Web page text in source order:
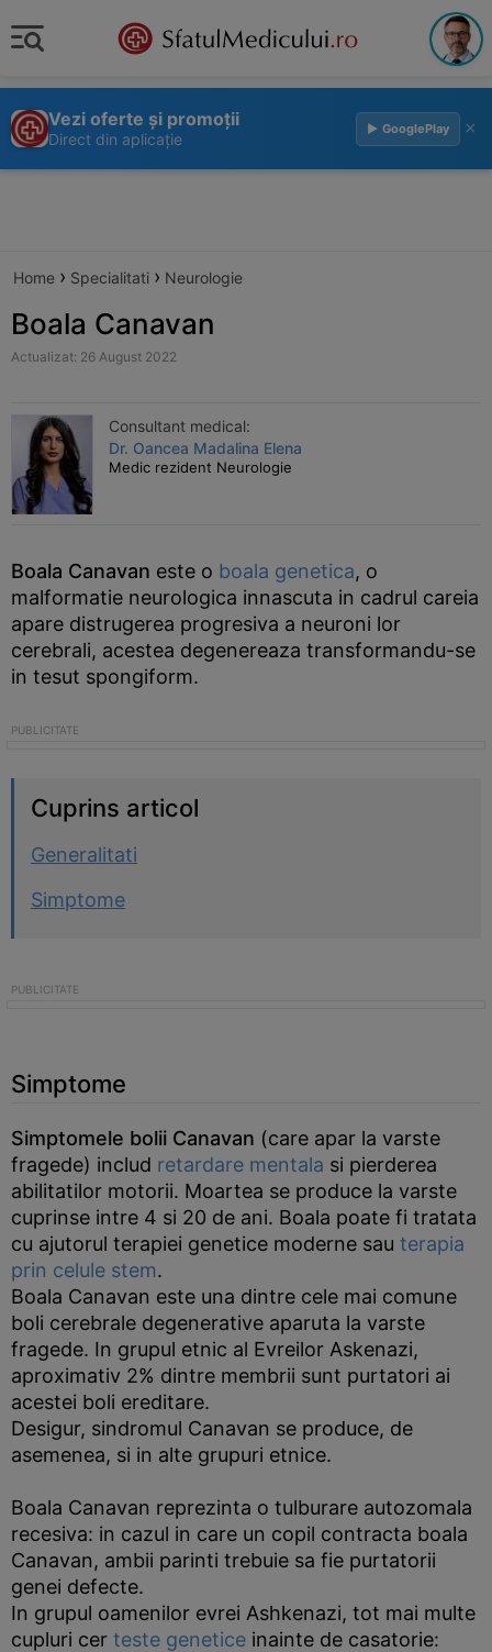
Vezi oferte și promoții
Direct din aplicație
▶ GooglePlay ×
Home › Specialitati › Neurologie
Boala Canavan
Actualizat: 26 August 2022
Consultant medical:
Dr. Oancea Madalina Elena
Medic rezident Neurologie
Boala Canavan este o boala genetica, o
malformatie neurologica innascuta in cadrul careia
apare distrugerea progresiva a neuroni lor
cerebrali, acestea degenereaza transformandu-se
in tesut spongiform.
Cuprins articol
Generalitati
Simptome
Simptome
Simptomele bolii Canavan (care apar la varste
fragede) includ retardare mentala si pierderea
abilitatilor motorii. Moartea se produce la varste
cuprinse intre 4 si 20 de ani. Boala poate fi tratata
cu ajutorul terapiei genetice moderne sau terapia
prin celule stem.
Boala Canavan este una dintre cele mai comune
boli cerebrale degenerative aparuta la varste
fragede. In grupul etnic al Evreilor Askenazi,
aproximativ 2% dintre membrii sunt purtatori ai
acestei boli ereditare.
Desigur, sindromul Canavan se produce, de
asemenea, si in alte grupuri etnice.
Boala Canavan reprezinta o tulburare autozomala
recesiva: in cazul in care un copil contracta boala
Canavan, ambii parinti trebuie sa fie purtatorii
genei defecte.
In grupul oamenilor evrei Ashkenazi, tot mai multe
cupluri cer teste genetice inainte de casatorie: